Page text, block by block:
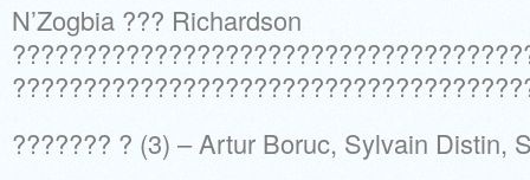
N’Zogbia ??? Richardson
??????? ? (3) – Artur Boruc, Sylvain Distin,